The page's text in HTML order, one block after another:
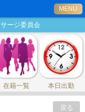
MENU
ージ委員会
在籍一覧 本日出勤
戻る